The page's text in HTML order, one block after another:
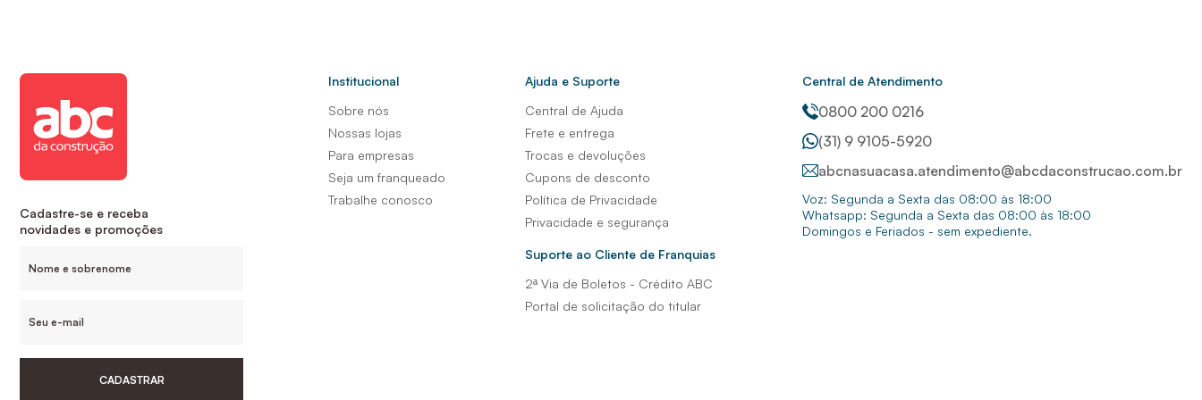
Cadastre-se e receba
novidades e promoções
CADASTRAR
Institucional
Sobre nós
Nossas lojas
Para empresas
Seja um franqueado
Trabalhe conosco
Ajuda e Suporte
Central de Ajuda
Frete e entrega
Trocas e devoluções
Cupons de desconto
Política de Privacidade
Privacidade e segurança
Suporte ao Cliente de Franquias
2ª Via de Boletos - Crédito ABC
Portal de solicitação do titular
Central de Atendimento
0800 200 0216
(31) 9 9105-5920
abcnasuacasa.atendimento@abcdaconstrucao.com.br
Voz: Segunda a Sexta das 08:00 às 18:00
Whatsapp: Segunda a Sexta das 08:00 às 18:00
Domingos e Feriados - sem expediente.